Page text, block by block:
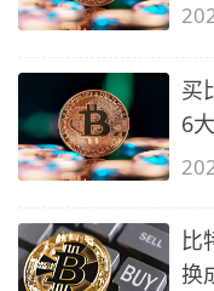
买
6
比
换